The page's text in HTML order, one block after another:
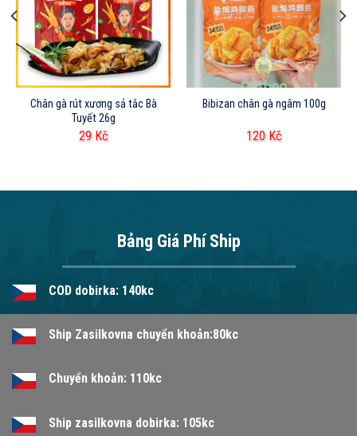
Chân gà rút xương sả tắc Bà
Tuyết 26g
29 Kč
Bibizan chân gà ngâm 100g
120 Kč
Bảng Giá Phí Ship
COD dobirka: 140kc
Ship Zasilkovna chuyển khoản:80kc
Chuyển khoản: 110kc
Ship zasilkovna dobirka: 105kc